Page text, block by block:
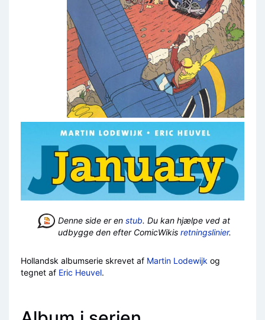
Denne side er en stub. Du kan hjælpe ved at
udbygge den efter ComicWikis retningslinier.
Hollandsk albumserie skrevet af Martin Lodewijk og
tegnet af Eric Heuvel.